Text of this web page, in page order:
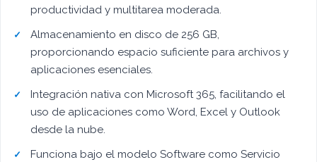
productividad y multitarea moderada.
Almacenamiento en disco de 256 GB,
proporcionando espacio suficiente para archivos y
aplicaciones esenciales.
Integración nativa con Microsoft 365, facilitando el
uso de aplicaciones como Word, Excel y Outlook
desde la nube.
Funciona bajo el modelo Software como Servicio